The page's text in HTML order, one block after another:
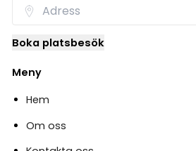
Boka platsbesök
Meny
Hem
Om oss